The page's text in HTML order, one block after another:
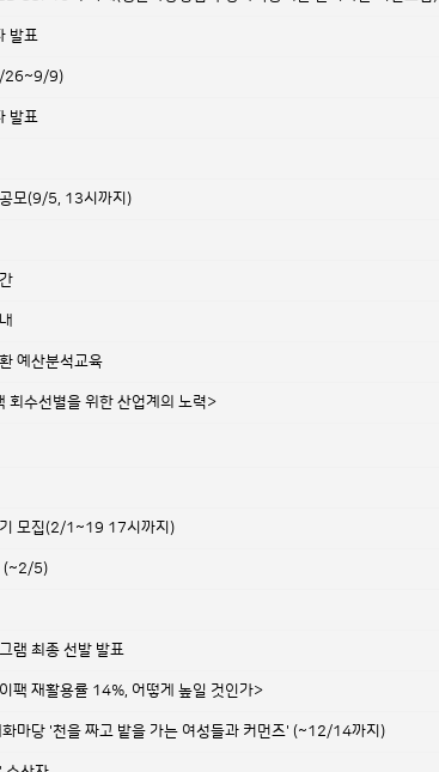
발표
26~9/9)
발표
모(9/5, 13시까지)
예산분석교육
회수선별을 위한 산업계의 노력>
기 모집(2/1~19 17시까지)
(~2/5)
램 최종 선발 발표
팩 재활용률 14%, 어떻게 높일 것인가>
마당 '천을 짜고 밭을 가는 여성들과 커먼즈' (~12/14까지)